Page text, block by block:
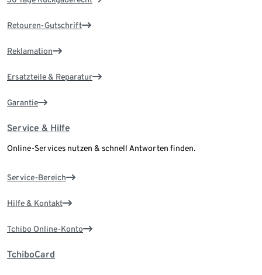
Retouren-Gutschrift
Reklamation
Ersatzteile & Reparatur
Garantie
Service & Hilfe
Online-Services nutzen & schnell Antworten finden.
Service-Bereich
Hilfe & Kontakt
Tchibo Online-Konto
TchiboCard